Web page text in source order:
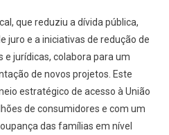
que reduziu a dívida pública,
juro e a iniciativas de redução de
jurídicas, colabora para um
de novos projetos. Este
estratégico de acesso à União
de consumidores e com um
das famílias em nível